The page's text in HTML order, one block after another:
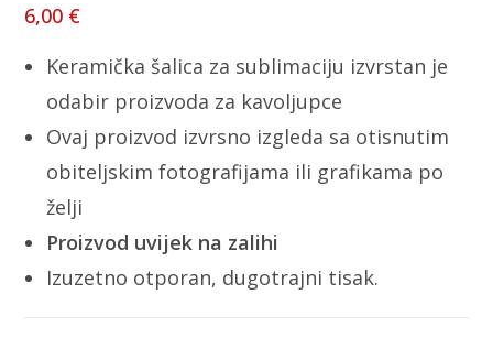
6,00 €
Keramička šalica za sublimaciju izvrstan je
odabir proizvoda za kavoljupce
Ovaj proizvod izvrsno izgleda sa otisnutim
obiteljskim fotografijama ili grafikama po
želji
Proizvod uvijek na zalihi
Izuzetno otporan, dugotrajni tisak.